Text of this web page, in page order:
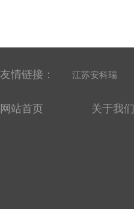
友情链接： 江苏安科瑞
网站首页 关于我们